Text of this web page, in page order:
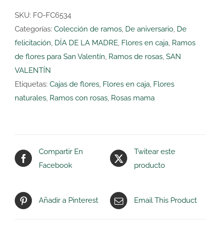
20cm
tonalidad
roja
cantidad
SKU: FO-FC6534
Categorías: Colección de ramos De aniversario De
felicitación DÍA DE LA MADRE Flores en caja Ramos
de flores para San Valentín Ramos de rosas SAN
VALENTÍN
Etiquetas: Cajas de flores Flores en caja Flores
naturales Ramos con rosas Rosas mama
Compartir En
Facebook
Twitear este
producto
Añadir a Pinterest Email This Product